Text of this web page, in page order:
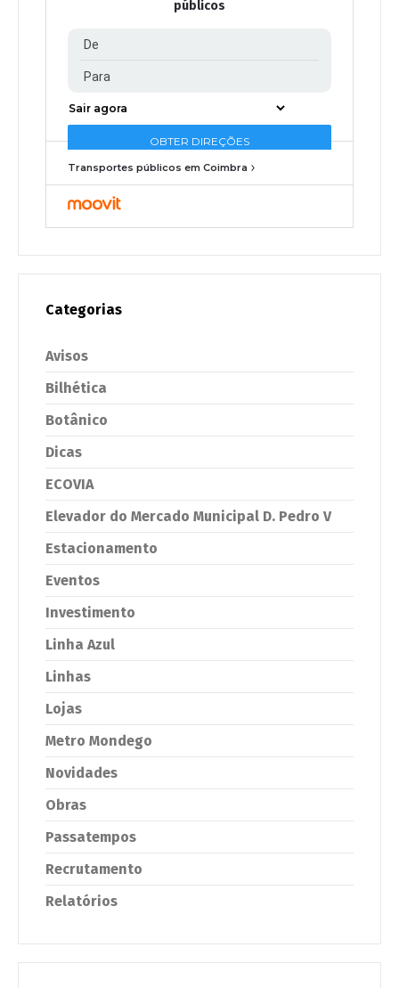
públicos
Transportes públicos em Coimbra
Categorias
Avisos
Bilhética
Botânico
Dicas
ECOVIA
Elevador do Mercado Municipal D. Pedro V
Estacionamento
Eventos
Investimento
Linha Azul
Linhas
Lojas
Metro Mondego
Novidades
Obras
Passatempos
Recrutamento
Relatórios